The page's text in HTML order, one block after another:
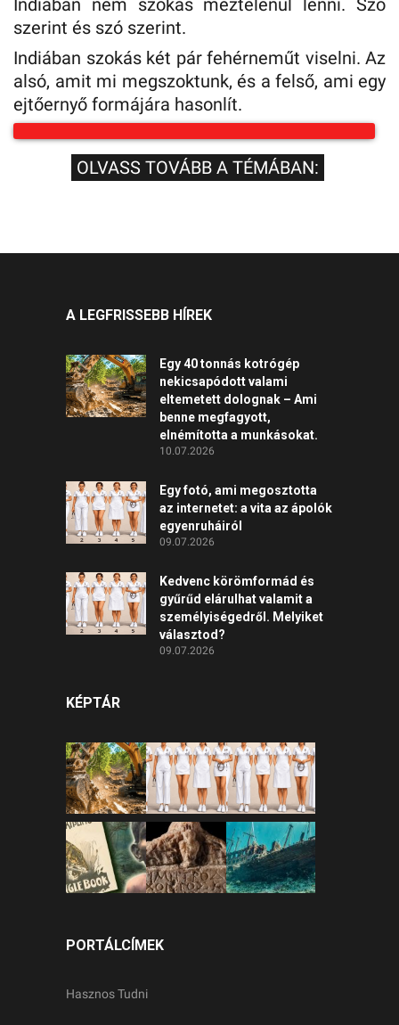
Indiában nem szokás meztelenül lenni. Szó
szerint és szó szerint.
Indiában szokás két pár fehérneműt viselni. Az
alsó, amit mi megszoktunk, és a felső, ami egy
ejtőernyő formájára hasonlít.
OLVASS TOVÁBB A TÉMÁBAN:
A LEGFRISSEBB HÍREK
Egy 40 tonnás kotrógép
nekicsapódott valami
eltemetett dolognak – Ami
benne megfagyott,
elnémította a munkásokat.
10.07.2026
Egy fotó, ami megosztotta
az internetet: a vita az ápolók
egyenruháiról
09.07.2026
Kedvenc körömformád és
gyűrűd elárulhat valamit a
személyiségedről. Melyiket
választod?
09.07.2026
KÉPTÁR
PORTÁLCÍMEK
Hasznos Tudni